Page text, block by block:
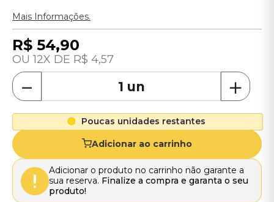
Mais Informações.
R$ 54,90
12 R$ 4,57
＋
－
Poucas unidades restantes
Adicionar ao carrinho
Adicionar o produto no carrinho não garante a
sua reserva. Finalize a compra e garanta o seu
produto!